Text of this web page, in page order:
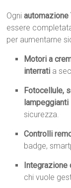
Ogniautomazione
essere
per aumentarne
Motori a
interrati a
Fotocellule,
lampeggianti
sicurezza.
Controlli
badge,
chi vuole